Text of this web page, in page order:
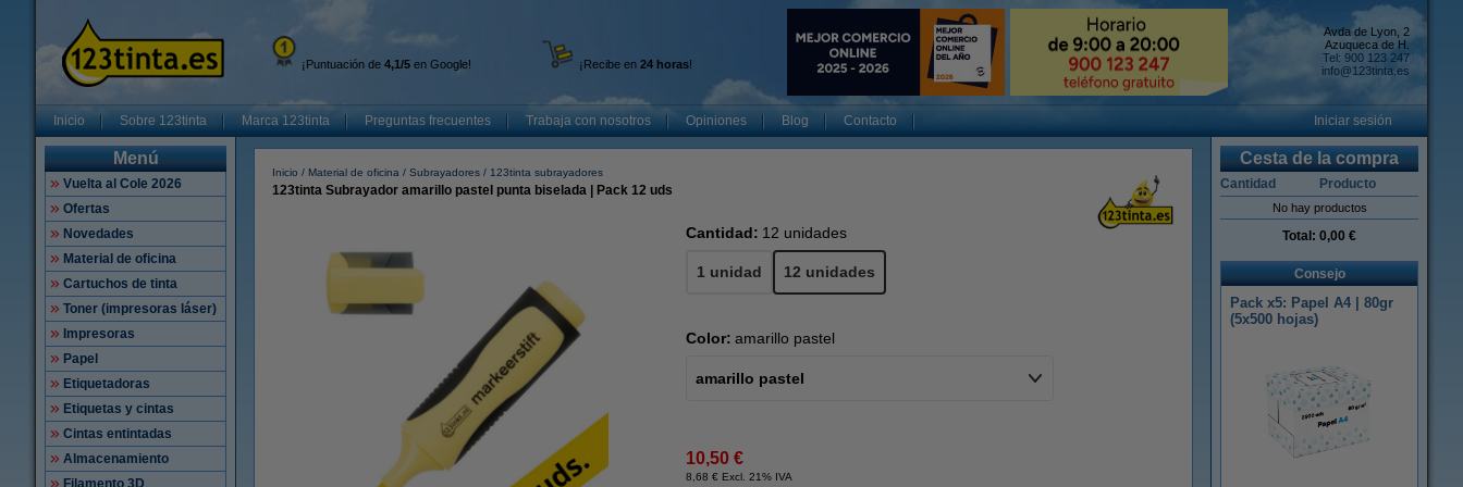
¡Puntuación de 4,1/5 en Google! ¡Recibe en 24 horas!
Avda de Lyon, 2
Azuqueca de H.
Tel: 900 123 247
info@123tinta.es
Inicio Sobre 123tinta Marca 123tinta Preguntas frecuentes Trabaja con nosotros Opiniones Blog Contacto Iniciar sesión
Menú
Vuelta al Cole 2026
Ofertas
Novedades
Material de oficina
Cartuchos de tinta
Toner (impresoras láser)
Impresoras
Papel
Etiquetadoras
Etiquetas y cintas
Cintas entintadas
Almacenamiento
Filamento 3D
Inicio Material de oficina Subrayadores 123tinta subrayadores
123tinta Subrayador amarillo pastel punta biselada | Pack 12 uds
Cantidad: 12 unidades
1 unidad 12 unidades
Color: amarillo pastel
amarillo pastel
10,50 €
8,68 € Excl. 21% IVA
Cesta de la compra
Cantidad Producto
No hay productos
Total: 0,00 €
Consejo
Pack x5: Papel A4 | 80gr
(5x500 hojas)